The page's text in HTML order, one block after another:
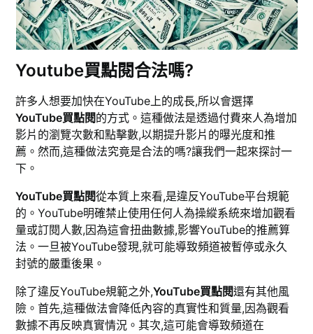
Youtube買點閱合法嗎?
許多人想要加快在YouTube上的成長,所以會選擇
YouTube買點閱的方式。這種做法是透過付費來人為增加
影片的瀏覽次數和點擊數,以期提升影片的曝光度和推
薦。然而,這種做法究竟是合法的嗎?讓我們一起來探討一
下。
YouTube買點閱從本質上來看,是違反YouTube平台規範
的。YouTube明確禁止使用任何人為操縱系統來增加觀看
量或訂閱人數,因為這會扭曲數據,影響YouTube的推薦算
法。一旦被YouTube發現,就可能導致頻道被暫停或永久
封號的嚴重後果。
除了違反YouTube規範之外,YouTube買點閱還有其他風
險。首先,這種做法會降低內容的真實性和質量,因為觀看
數據不再反映真實情況。其次,這可能會導致頻道在